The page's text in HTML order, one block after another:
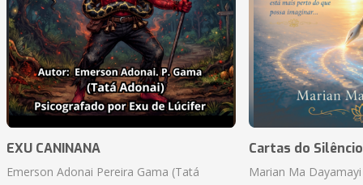
EXU CANINANA
Emerson Adonai Pereira Gama (Tatá
Cartas do Silêncio
Marian Ma Dayamayi